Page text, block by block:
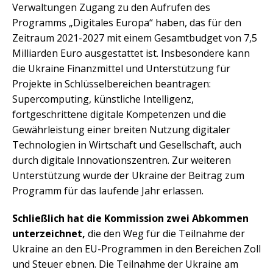
Verwaltungen Zugang zu den Aufrufen des
Programms „Digitales Europa“ haben, das für den
Zeitraum 2021-2027 mit einem Gesamtbudget von 7,5
Milliarden Euro ausgestattet ist. Insbesondere kann
die Ukraine Finanzmittel und Unterstützung für
Projekte in Schlüsselbereichen beantragen:
Supercomputing, künstliche Intelligenz,
fortgeschrittene digitale Kompetenzen und die
Gewährleistung einer breiten Nutzung digitaler
Technologien in Wirtschaft und Gesellschaft, auch
durch digitale Innovationszentren. Zur weiteren
Unterstützung wurde der Ukraine der Beitrag zum
Programm für das laufende Jahr erlassen.
Schließlich hat die Kommission zwei Abkommen
unterzeichnet, die den Weg für die Teilnahme der
Ukraine an den EU-Programmen in den Bereichen Zoll
und Steuer ebnen. Die Teilnahme der Ukraine am